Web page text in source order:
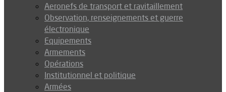
Aeronefs de transport et ravitaillement
Observation, renseignements et guerre
électronique
Equipements
Armements
Opérations
Institutionnel et politique
Armées